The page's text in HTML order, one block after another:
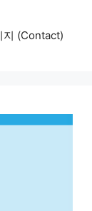
지 (Contact)